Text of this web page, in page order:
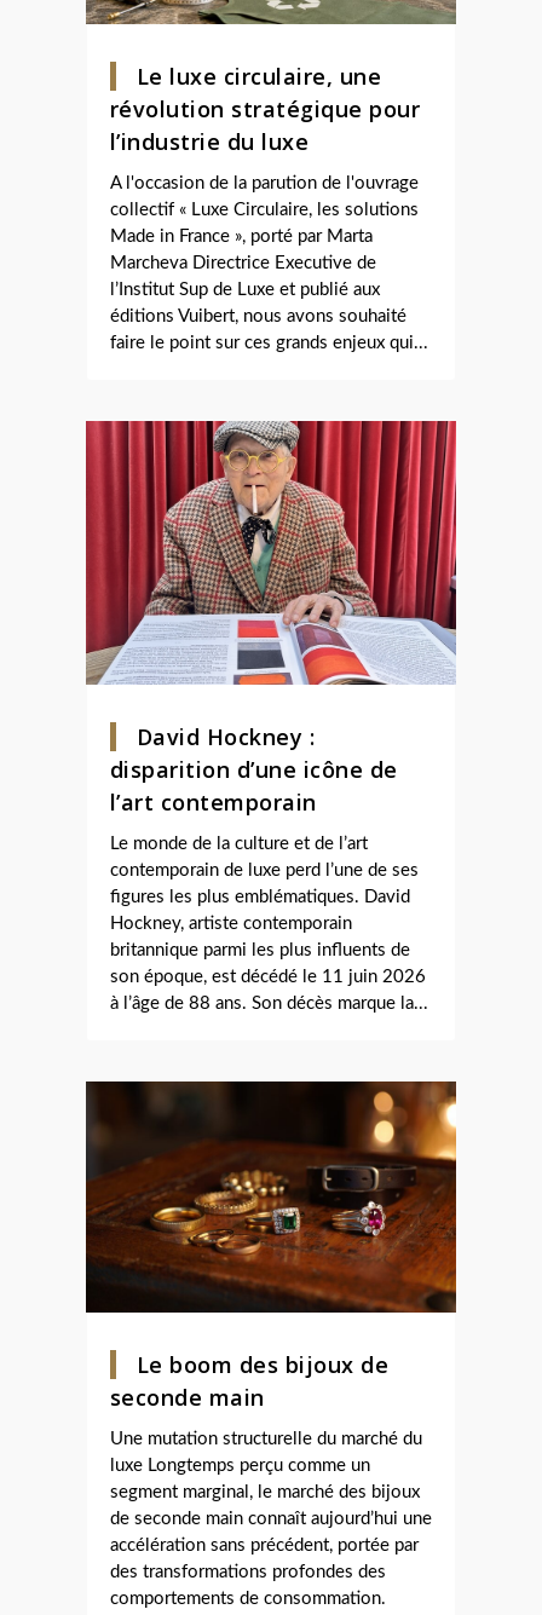
Le luxe circulaire, une
révolution stratégique pour
l’industrie du luxe
A l'occasion de la parution de l'ouvrage
collectif « Luxe Circulaire, les solutions
Made in France », porté par Marta
Marcheva Directrice Executive de
l’Institut Sup de Luxe et publié aux
éditions Vuibert, nous avons souhaité
faire le point sur ces grands enjeux qui...
David Hockney :
disparition d’une icône de
l’art contemporain
Le monde de la culture et de l’art
contemporain de luxe perd l’une de ses
figures les plus emblématiques. David
Hockney, artiste contemporain
britannique parmi les plus influents de
son époque, est décédé le 11 juin 2026
à l’âge de 88 ans. Son décès marque la...
Le boom des bijoux de
seconde main
Une mutation structurelle du marché du
luxe Longtemps perçu comme un
segment marginal, le marché des bijoux
de seconde main connaît aujourd’hui une
accélération sans précédent, portée par
des transformations profondes des
comportements de consommation.